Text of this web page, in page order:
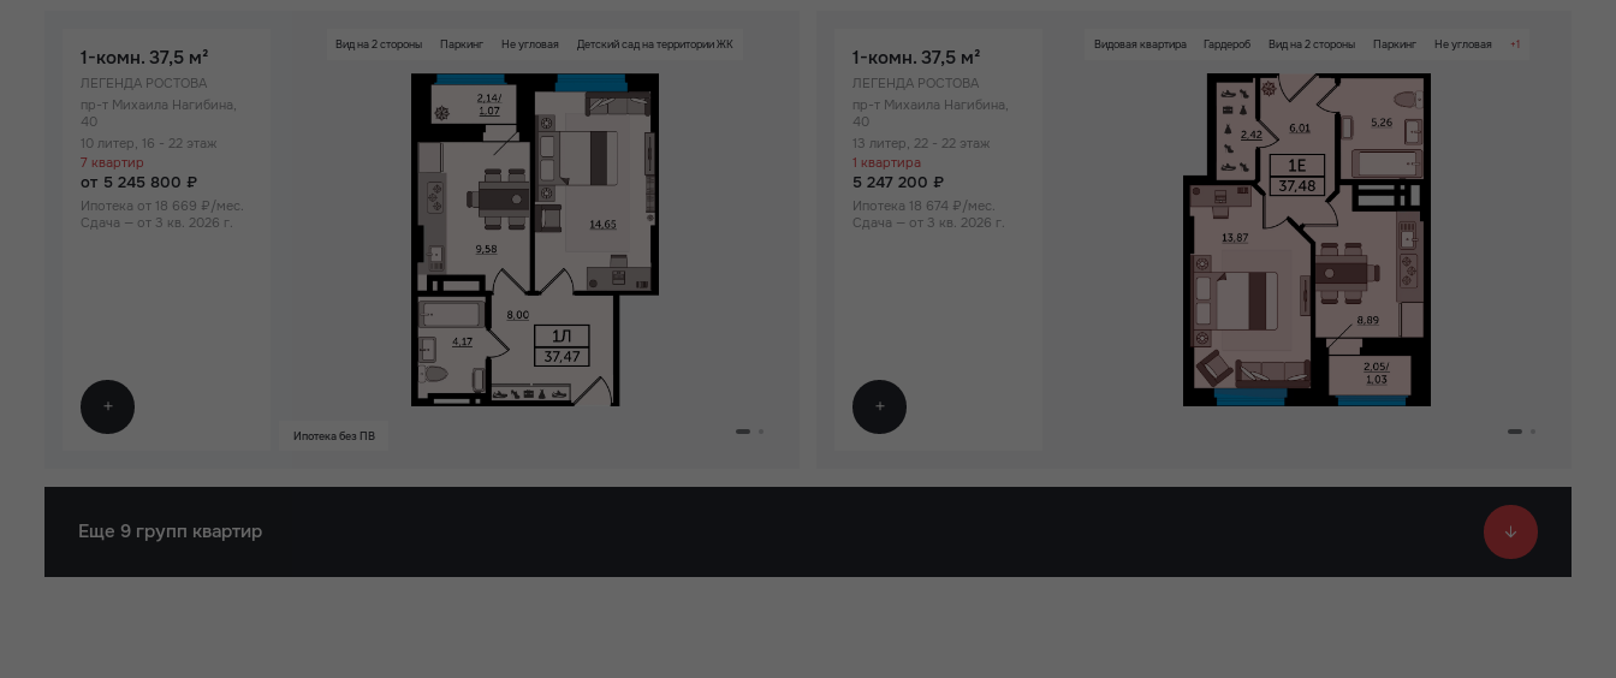
1-комн. 37,5 м²
ЛЕГЕНДА РОСТОВА
пр-т Михаила Нагибина,
40
10 литер, 16 - 22 этаж
7 квартир
от 5 245 800 ₽
Ипотека от 18 669 ₽/мес.
Сдача — от 3 кв. 2026 г.
Вид на 2 стороны Паркинг Не угловая Детский сад на территории ЖК
Ипотека без ПВ
1-комн. 37,5 м²
ЛЕГЕНДА РОСТОВА
пр-т Михаила Нагибина,
40
13 литер, 22 - 22 этаж
1 квартира
5 247 200 ₽
Ипотека 18 674 ₽/мес.
Сдача — от 3 кв. 2026 г.
+1
Видовая квартира Гардероб Вид на 2 стороны Паркинг Не угловая
Детский сад на территории ЖК
Еще 9 групп квартир